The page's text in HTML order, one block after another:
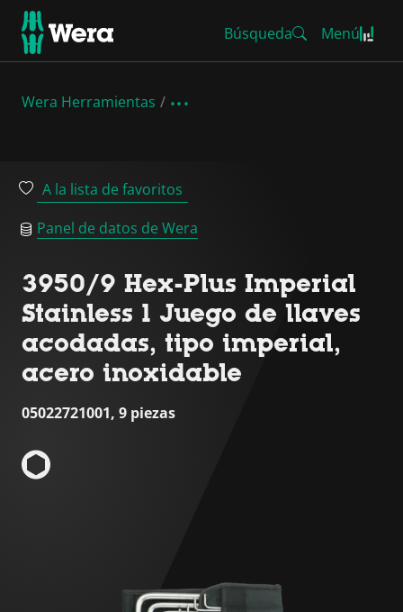
Búsqueda Menú
Wera Herramientas
A la lista de favoritos
Panel de datos de Wera
3950/9 Hex-Plus Imperial
Stainless 1 Juego de llaves
acodadas, tipo imperial,
acero inoxidable
05022721001, 9 piezas